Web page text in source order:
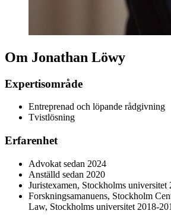
Om Jonathan Löwy
Expertisområde
Entreprenad och löpande rådgivning
Tvistlösning
Erfarenhet
Advokat sedan 2024
Anställd sedan 2020
Juristexamen, Stockholms universitet
Forskningsamanuens, Stockholm
Law, Stockholms universitet 2018-